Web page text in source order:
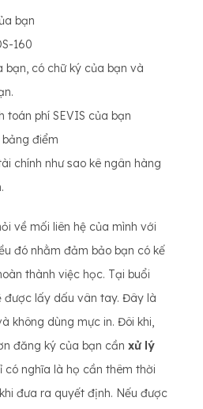
bạn
160
bạn, có chữ ký của bạn và
toán phí SEVIS của bạn
điểm
chính như sao kê ngân hàng
về mối liên hệ của mình với
đó nhằm đảm bảo bạn có kế
thành việc học. Tại buổi
được lấy dấu vân tay. Đây là
không dùng mực in. Đôi khi,
đăng ký của bạn cần xử lý
có nghĩa là họ cần thêm thời
đưa ra quyết định. Nếu được